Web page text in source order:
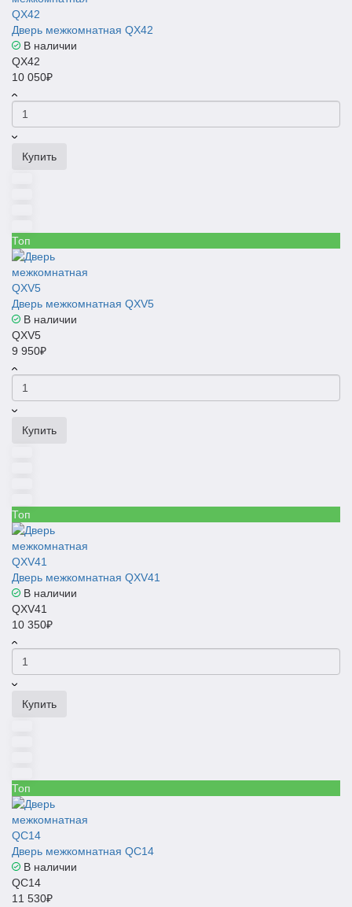
Дверь межкомнатная QX42
В наличии
QX42
10 050₽
Купить
Топ
Дверь межкомнатная QXV5
В наличии
QXV5
9 950₽
Купить
Топ
Дверь межкомнатная QXV41
В наличии
QXV41
10 350₽
Купить
Топ
Дверь межкомнатная QC14
В наличии
QC14
11 530₽